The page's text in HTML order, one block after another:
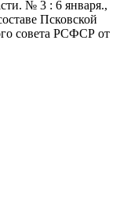
№ 3 : 6 января.,
Псковской
совета РСФСР от